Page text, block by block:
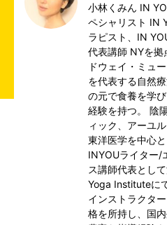
小林くみん IN
ペシャリスト IN
ラピスト、IN
代表講師 NYを拠
ドウェイ・ミュ
を代表する自然
の元で食養を学
経験を持つ。 陰
ィック、アーユ
東洋医学を中心
INYOUライター/
ス講師代表とし
Yoga Instituteに
インストラクタ
格を所持し、国